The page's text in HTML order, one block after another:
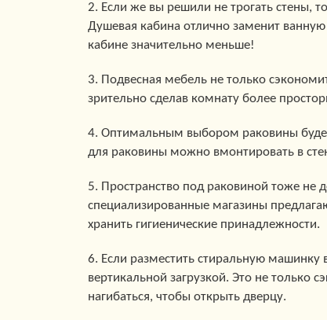
2. Если же вы решили не трогать стены,
Душевая кабина отлично заменит
кабине значительно меньше!
3. Подвесная мебель не только
зрительно сделав комнату более
4. Оптимальным выбором раковины
для раковины можно вмонтировать в
5. Пространство под раковиной тоже не
специализированные магазины
хранить гигиенические принадлежности.
6. Если разместить стиральную
вертикальной загрузкой. Это не только
нагибаться, чтобы открыть дверцу.